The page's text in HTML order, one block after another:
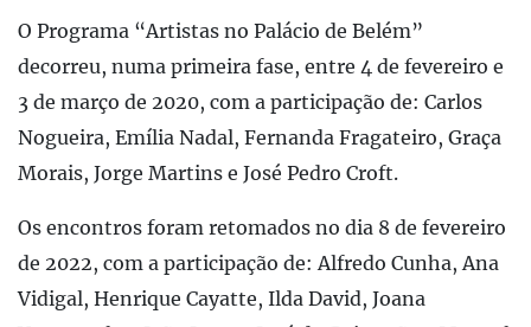
Atualizado em: 08 de março de 2022
O Programa “Artistas no Palácio de Belém”
decorreu, numa primeira fase, entre 4 de fevereiro e
3 de março de 2020, com a participação de: Carlos
Nogueira, Emília Nadal, Fernanda Fragateiro, Graça
Morais, Jorge Martins e José Pedro Croft.
Os encontros foram retomados no dia 8 de fevereiro
de 2022, com a participação de: Alfredo Cunha, Ana
Vidigal, Henrique Cayatte, Ilda David, Joana